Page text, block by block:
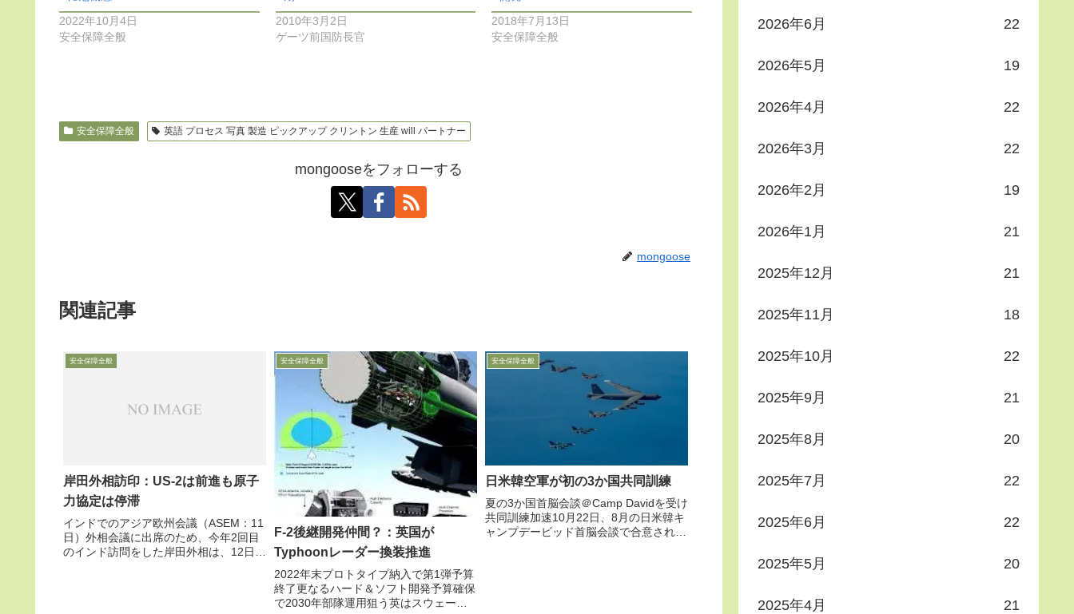
2022年10月4日
安全保障全般
2010年3月2日
ゲーツ前国防長官
2018年7月13日
安全保障全般
安全保障全般 英語 プロセス 写真 製造 ピックアップ クリントン 生産 will パートナー
mongooseをフォローする
mongoose
関連記事
安全保障全般
岸田外相訪印：US-2は前進も原子
力協定は停滞
インドでのアジア欧州会議（ASEM：11
日）外相会議に出席のため、今年2回目
のインド訪問をした岸田外相は、12日午
安全保障全般
F-2後継開発仲間？：英国が
Typhoonレーダー換装推進
2022年末プロトタイプ納入で第1弾予算
終了更なるハード＆ソフト開発予算確保
で2030年部隊運用狙う英はスウェーデ
安全保障全般
日米韓空軍が初の3か国共同訓練
夏の3か国首脳会談＠Camp Davidを受け
共同訓練加速10月22日、8月の日米韓キ
ャンプデービッド首脳会談で合意された
2026年6月 22
2026年5月 19
2026年4月 22
2026年3月 22
2026年2月 19
2026年1月 21
2025年12月 21
2025年11月 18
2025年10月 22
2025年9月 21
2025年8月 20
2025年7月 22
2025年6月 22
2025年5月 20
2025年4月 21